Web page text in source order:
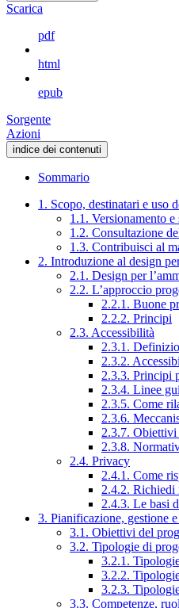
Scarica
pdf
html
epub
Sorgente
Azioni
indice dei contenuti
Sommario
1. Scopo, destinatari e uso
1.1. Versionamento e
1.2. Consultazione
1.3. Contribuisci al
2. Introduzione al design
2.1. Design per
2.2. L’approccio
2.2.1. Buone
2.2.2. Principi
2.3. Accessibilità
2.3.1.
2.3.2.
2.3.3. Principi
2.3.4. Linee
2.3.5. Come
2.3.6.
2.3.7. Obiettivi
2.3.8.
2.4. Privacy
2.4.1. Come
2.4.2. Richiedi
2.4.3. Le basi
3. Pianificazione, gestione e
3.1. Obiettivi del
3.2. Tipologie di
3.2.1.
3.2.2.
3.2.3.
3.3. Competenze,